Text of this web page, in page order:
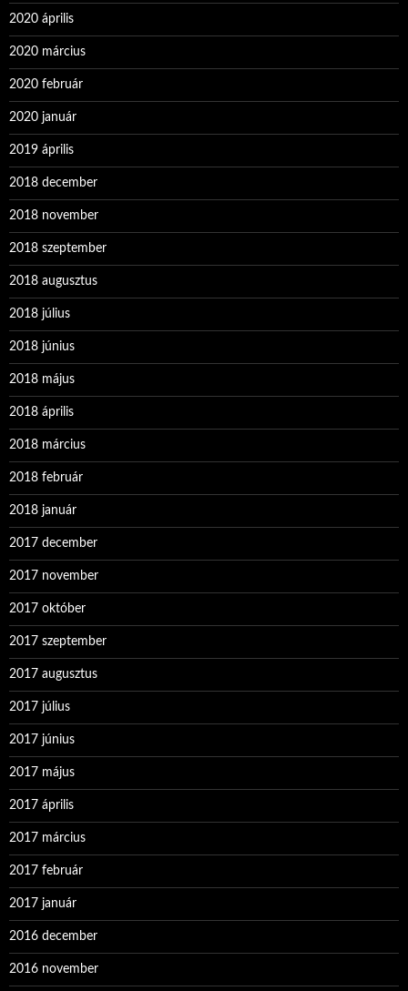
2020 április
2020 március
2020 február
2020 január
2019 április
2018 december
2018 november
2018 szeptember
2018 augusztus
2018 július
2018 június
2018 május
2018 április
2018 március
2018 február
2018 január
2017 december
2017 november
2017 október
2017 szeptember
2017 augusztus
2017 július
2017 június
2017 május
2017 április
2017 március
2017 február
2017 január
2016 december
2016 november